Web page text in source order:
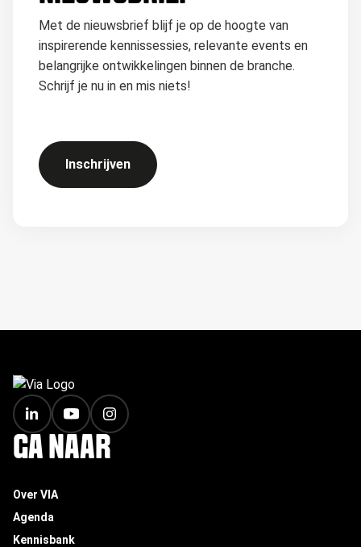
Met de nieuwsbrief blijf je op de hoogte van
inspirerende kennissessies, relevante events en
belangrijke ontwikkelingen binnen de branche.
Schrijf je nu in en mis niets!
Inschrijven
FOOTER
GA NAAR
Over VIA
Agenda
Kennisbank